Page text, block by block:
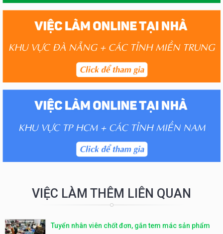
VIỆC LÀM THÊM LIÊN QUAN
Tuyển nhân viên chốt đơn, gắn tem mác sản phẩm